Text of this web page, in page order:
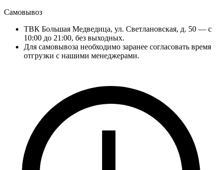
Самовывоз
ТВК Большая Медведица, ул. Светлановская, д. 50 — с
10:00 до 21:00, без выходных.
Для самовывоза необходимо заранее согласовать время
отгрузки с нашими менеджерами.